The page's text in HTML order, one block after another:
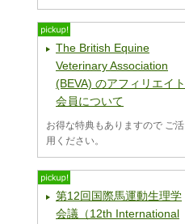
The British Equine
Veterinary Association
(BEVA) のアフィリエイト
会員について
お得な特典もありますので ご活
用ください。
第12回国際馬運動生理学
会議（12th International